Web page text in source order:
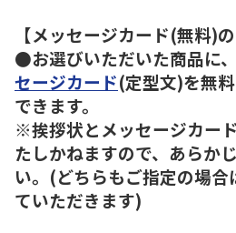
【メッセージカード(無料)の
●お選びいただいた商品に、
セージカード(定型文)を無
できます。
※挨拶状とメッセージカー
たしかねますので、あらか
い。(どちらもご指定の場
ていただきます)